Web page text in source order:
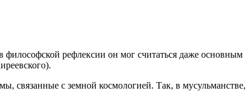
философской рефлексии он мог считаться даже основным
связанные с земной космологией. Так, в мусульманстве,